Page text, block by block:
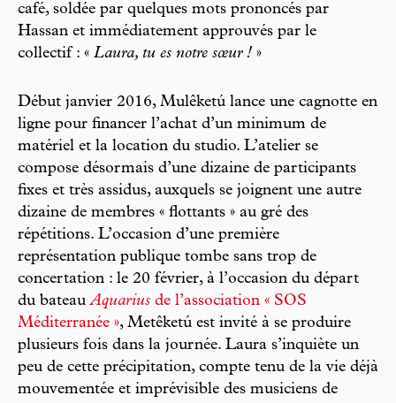
café, soldée par quelques mots prononcés par
Hassan et immédiatement approuvés par le
collectif : « Laura, tu es notre sœur ! »
Début janvier 2016, Mulêketú lance une cagnotte en
ligne pour financer l’achat d’un minimum de
matériel et la location du studio. L’atelier se
compose désormais d’une dizaine de participants
fixes et très assidus, auxquels se joignent une autre
dizaine de membres « flottants » au gré des
répétitions. L’occasion d’une première
représentation publique tombe sans trop de
concertation : le 20 février, à l’occasion du départ
du bateauAquarius de l’association « SOS
Méditerranée », Metêketú est invité à se produire
plusieurs fois dans la journée. Laura s’inquiète un
peu de cette précipitation, compte tenu de la vie déjà
mouvementée et imprévisible des musiciens de